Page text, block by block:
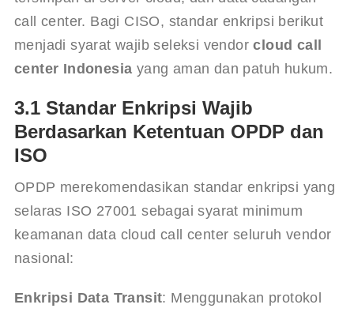
call center. Bagi CISO, standar enkripsi berikut
menjadi syarat wajib seleksi vendor cloud call
center Indonesia yang aman dan patuh hukum.
3.1 Standar Enkripsi Wajib
Berdasarkan Ketentuan OPDP dan
ISO
OPDP merekomendasikan standar enkripsi yang
selaras ISO 27001 sebagai syarat minimum
keamanan data cloud call center seluruh vendor
nasional:
Enkripsi Data Transit: Menggunakan protokol